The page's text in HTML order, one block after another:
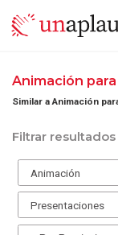
Animación
Similar a Animación
Filtrar resultados